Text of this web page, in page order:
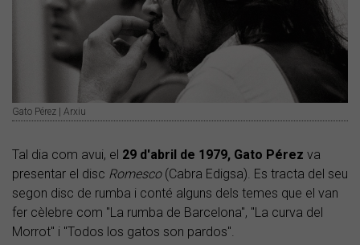
Gato Pérez | Arxiu
Tal dia com avui, el 29 d'abril de 1979, Gato Pérez va
presentar el disc Romesco(Cabra Edigsa). Es tracta del seu
segon disc de rumba i conté alguns dels temes que el van
fer cèlebre com "La rumba de Barcelona", "La curva del
Morrot" i "Todos los gatos son pardos".